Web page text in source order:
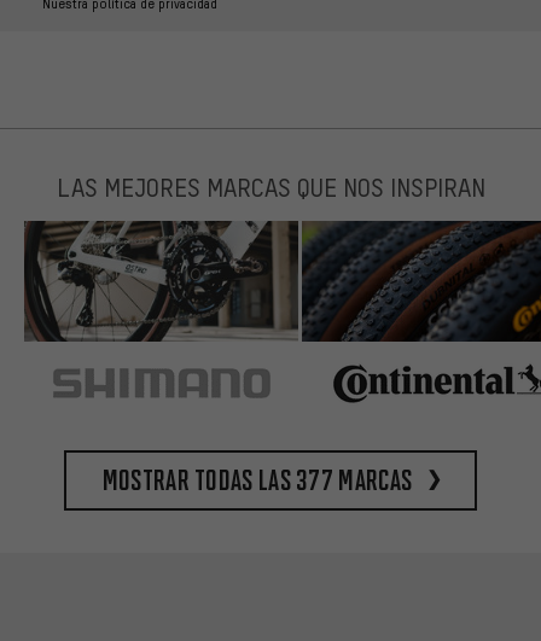
Nuestra política de privacidad
LAS MEJORES MARCAS QUE NOS INSPIRAN
Mostrar todas las 377 marcas